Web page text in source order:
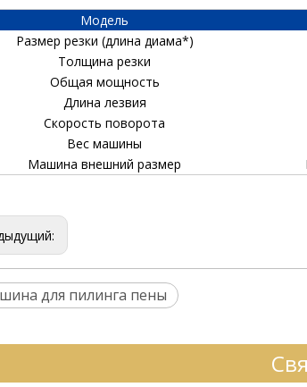
Модель
Размер резки (длина диама*)
Толщина резки
Общая мощность
Длина лезвия
Скорость поворота
Вес машины
Машина внешний размер
для пилинга пены